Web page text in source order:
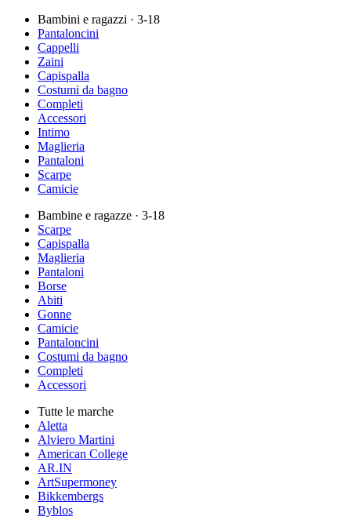
Bambini e ragazzi · 3-18
Pantaloncini
Cappelli
Zaini
Capispalla
Costumi da bagno
Completi
Accessori
Intimo
Maglieria
Pantaloni
Scarpe
Camicie
Bambine e ragazze · 3-18
Scarpe
Capispalla
Maglieria
Pantaloni
Borse
Abiti
Gonne
Camicie
Pantaloncini
Costumi da bagno
Completi
Accessori
Tutte le marche
Aletta
Alviero Martini
American College
AR.IN
ArtSupermoney
Bikkembergs
Byblos